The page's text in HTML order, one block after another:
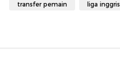
transfer pemain liga inggris